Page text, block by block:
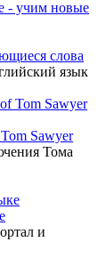
слова
язык
Sawyer
Тома
и